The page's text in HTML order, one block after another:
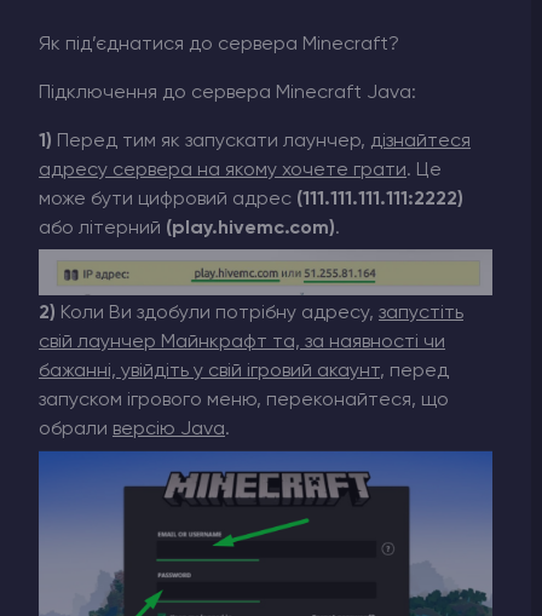
Як під’єднатися до сервера Minecraft?
Підключення до сервера Minecraft Java:
1) Перед тим як запускати лаунчер, дізнайтеся
адресу сервера на якому хочете грати. Це
може бути цифровий адрес (111.111.111.111:2222)
або літерний (play.hivemc.com).
2) Коли Ви здобули потрібну адресу, запустіть
свій лаунчер Майнкрафт та, за наявності чи
бажанні, увійдіть у свій ігровий акаунт, перед
запуском ігрового меню, переконайтеся, що
обрали версію Java.